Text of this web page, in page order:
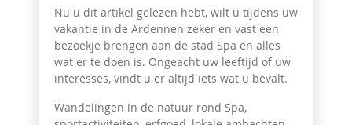
Nu u dit artikel gelezen hebt, wilt u tijdens uw
vakantie in de Ardennen zeker en vast een
bezoekje brengen aan de stad Spa en alles
wat er te doen is. Ongeacht uw leeftijd of uw
interesses, vindt u er altijd iets wat u bevalt.
Wandelingen in de natuur rond Spa,